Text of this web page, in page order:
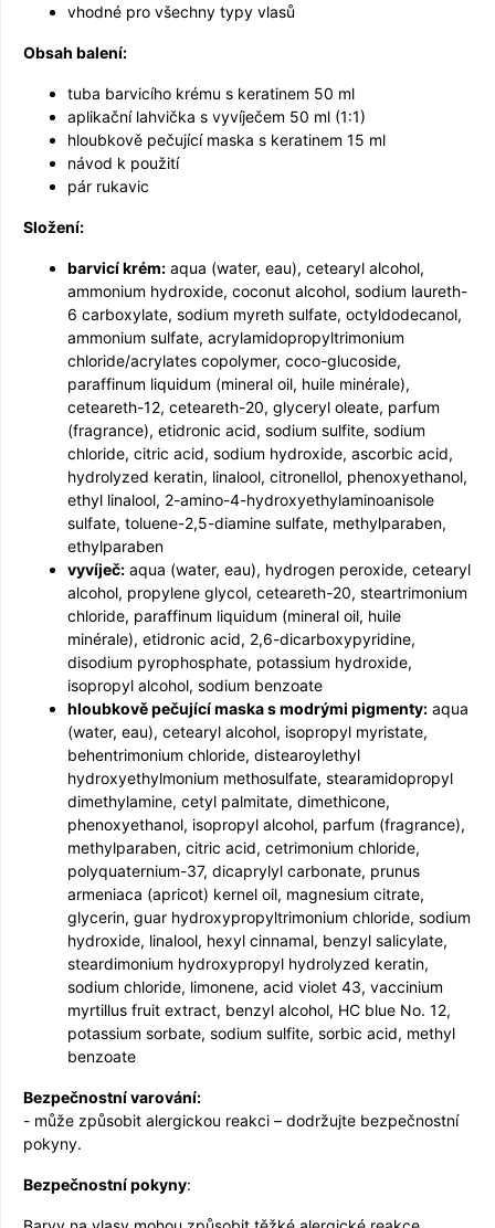
vhodné pro všechny typy vlasů
Obsah balení:
tuba barvicího krému s keratinem 50 ml
aplikační lahvička s vyvíječem 50 ml (1:1)
hloubkově pečující maska s keratinem 15 ml
návod k použití
pár rukavic
Složení:
barvicí krém: aqua (water, eau), cetearyl alcohol,
ammonium hydroxide, coconut alcohol, sodium laureth-
6 carboxylate, sodium myreth sulfate, octyldodecanol,
ammonium sulfate, acrylamidopro­pyltrimonium
chloride/acrylates copolymer, coco-glucoside,
paraffinum liquidum (mineral oil, huile minérale),
ceteareth-12, ceteareth-20, glyceryl oleate, parfum
(fragrance), etidronic acid, sodium sulfite, sodium
chloride, citric acid, sodium hydroxide, ascorbic acid,
hydrolyzed keratin, linalool, citronellol, phenoxyethanol,
ethyl linalool, 2-amino-4-hydroxyethyla­minoanisole
sulfate, toluene-2,5-diamine sulfate, methylparaben,
ethylparaben
vyvíječ: aqua (water, eau), hydrogen peroxide, cetearyl
alcohol, propylene glycol, ceteareth-20, steartrimonium
chloride, paraffinum liquidum (mineral oil, huile
minérale), etidronic acid, 2,6-dicarboxypyridine,
disodium pyrophosphate, potassium hydroxide,
isopropyl alcohol, sodium benzoate
hloubkově pečující maska s modrými pigmenty: aqua
(water, eau), cetearyl alcohol, isopropyl myristate,
behentrimonium chloride, distearoylethyl
hydroxyethylmonium methosulfate, stearamidopropyl
dimethylamine, cetyl palmitate, dimethicone,
phenoxyethanol, isopropyl alcohol, parfum (fragrance),
methylparaben, citric acid, cetrimonium chloride,
polyquaternium-37, dicaprylyl carbonate, prunus
armeniaca (apricot) kernel oil, magnesium citrate,
glycerin, guar hydroxypropyl­trimonium chloride, sodium
hydroxide, linalool, hexyl cinnamal, benzyl salicylate,
steardimonium hydroxypropyl hydrolyzed keratin,
sodium chloride, limonene, acid violet 43, vaccinium
myrtillus fruit extract, benzyl alcohol, HC blue No. 12,
potassium sorbate, sodium sulfite, sorbic acid, methyl
benzoate
Bezpečnostní varování:
- může způsobit alergickou reakci – dodržujte bezpečnostní
pokyny.
Bezpečnostní pokyny: